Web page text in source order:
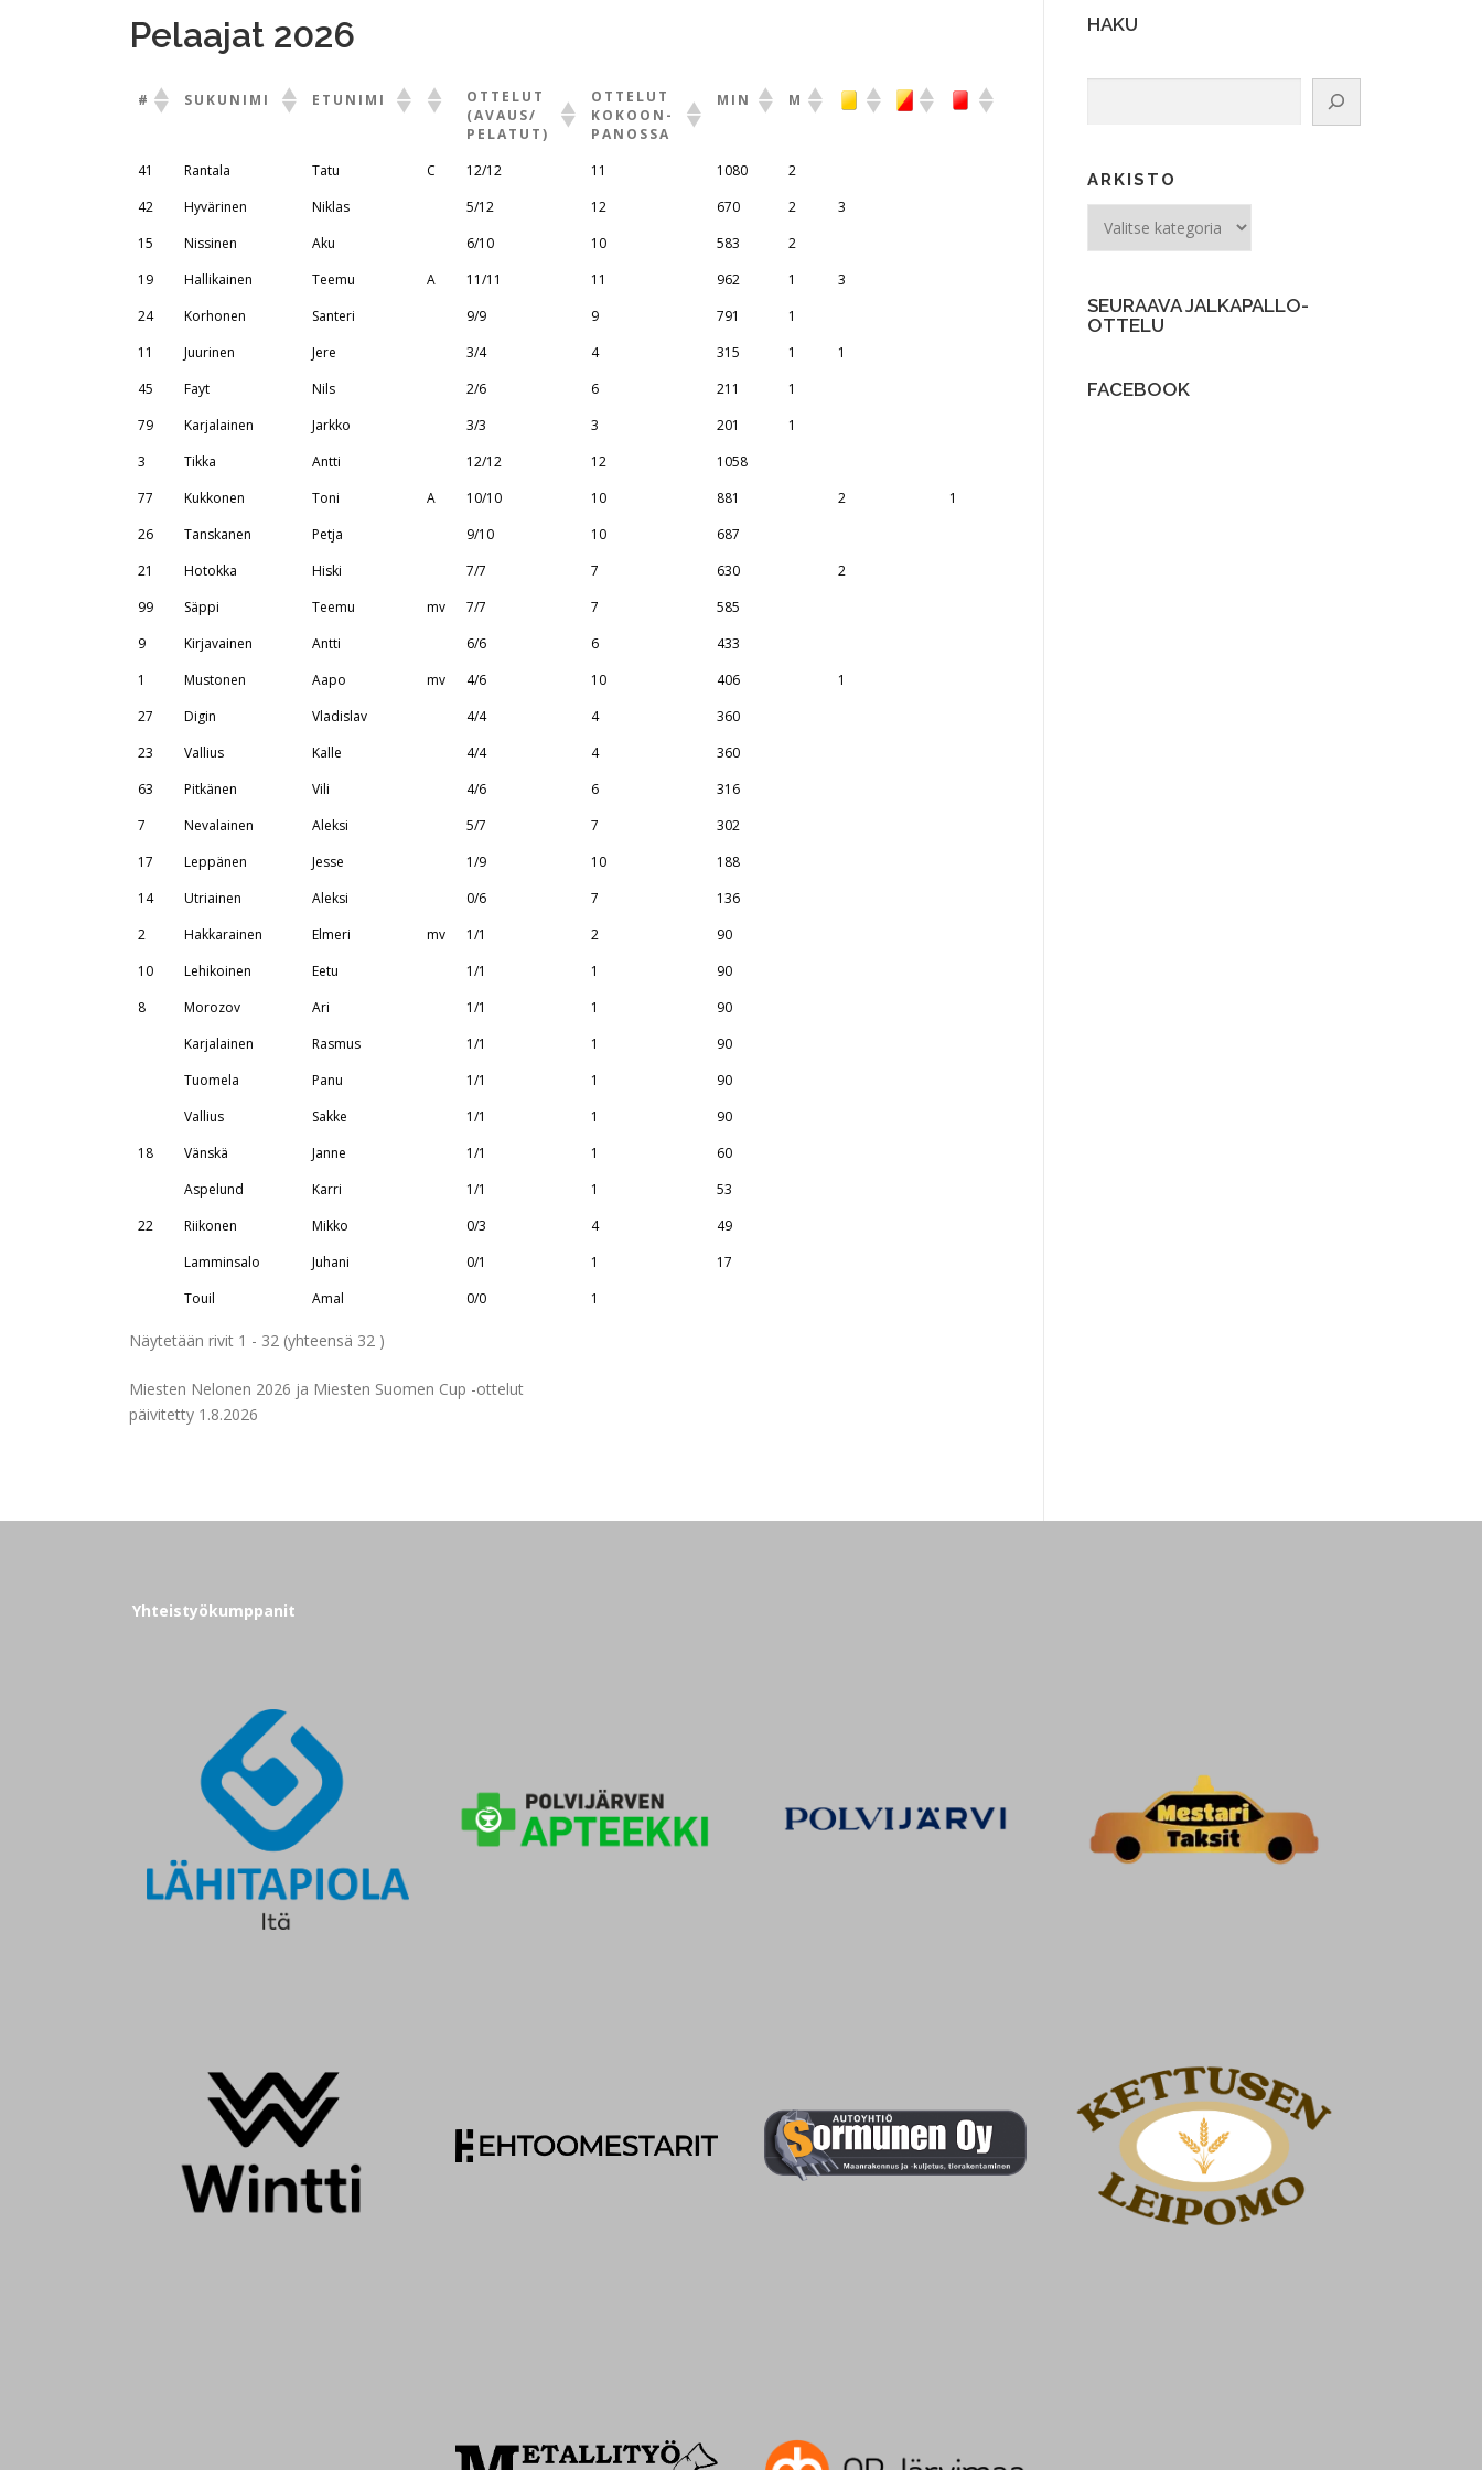
Pelaajat 2026
# SUKUNIMI ETUNIMI
OTTELUT
(AVAUS/
PELATUT)
OTTELUT
KOKOON-
PANOSSA
MIN M
41 Rantala Tatu C 12/12 11 1080
2
42
Hyvärinen Niklas 5/12 12 670 2
3
15
Nissinen Aku 6/10 10 583
2
19
Hallikainen Teemu A 11/11 11 962 1
3
24
Korhonen Santeri 9/9 9 791
1
11
Juurinen Jere 3/4 4 315 1
1
45
Fayt Nils 2/6 6 211
1
79
Karjalainen Jarkko 3/3 3 201
1
3
Tikka Antti 12/12 12
1058
77
Kukkonen Toni A 10/10 10 881 2
1
26
Tanskanen Petja 9/10 10
687
21
Hotokka Hiski 7/7 7 630
2
99
Säppi Teemu mv 7/7 7
585
9
Kirjavainen Antti 6/6 6
433
1
Mustonen Aapo mv 4/6 10 406
1
27
Digin Vladislav 4/4 4
360
23
Vallius Kalle 4/4 4
360
63
Pitkänen Vili 4/6 6
316
7
Nevalainen Aleksi 5/7 7
302
17
Leppänen Jesse 1/9 10
188
14
Utriainen Aleksi 0/6 7
136
2
Hakkarainen Elmeri mv 1/1 2
90
10
Lehikoinen Eetu 1/1 1
90
8
Morozov Ari 1/1 1
90
Karjalainen
Rasmus 1/1 1
90
Tuomela
Panu 1/1 1
90
Vallius
Sakke 1/1 1
90
18
Vänskä Janne 1/1 1
60
Aspelund
Karri 1/1 1
53
22
Riikonen Mikko 0/3 4
49
Lamminsalo
Juhani 0/1 1
17
Touil
Amal 0/0 1
Näytetään rivit 1 - 32 (yhteensä 32 )
Miesten Nelonen 2026 ja Miesten Suomen Cup -ottelut
päivitetty 1.8.2026
HAKU
ARKISTO
SEURAAVA JALKAPALLO-
OTTELU
FACEBOOK
Yhteistyökumppanit